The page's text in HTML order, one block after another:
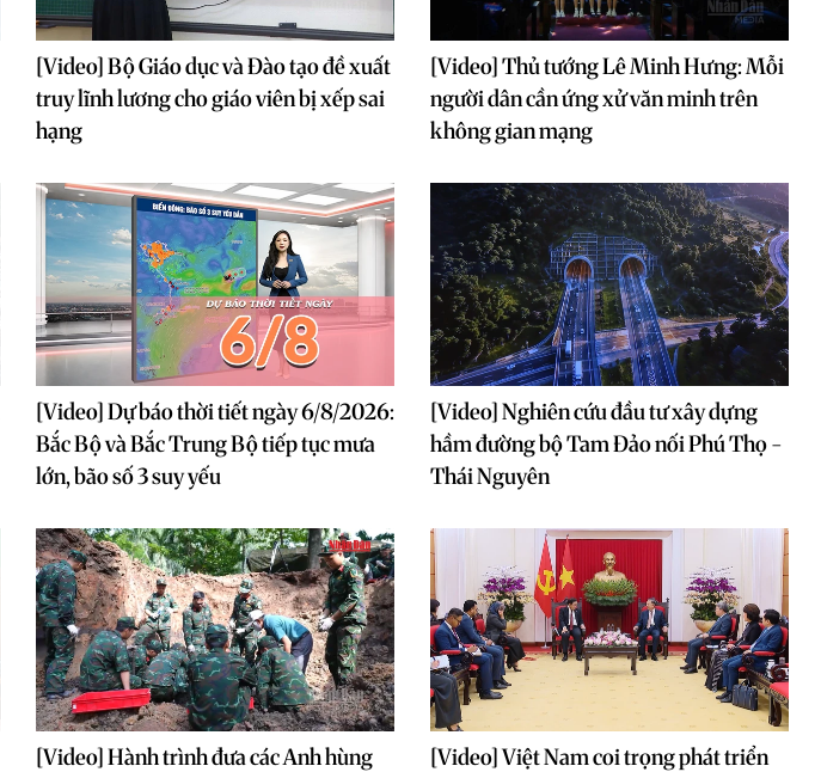
[Video] Bộ Giáo dục và Đào tạo đề xuất
truy lĩnh lương cho giáo viên bị xếp sai
hạng
[Video] Thủ tướng Lê Minh Hưng: Mỗi
người dân cần ứng xử văn minh trên
không gian mạng
[Video] Dự báo thời tiết ngày 6/8/2026:
Bắc Bộ và Bắc Trung Bộ tiếp tục mưa
lớn, bão số 3 suy yếu
[Video] Nghiên cứu đầu tư xây dựng
hầm đường bộ Tam Đảo nối Phú Thọ -
Thái Nguyên
[Video] Hành trình đưa các Anh hùng [Video] Việt Nam coi trọng phát triển